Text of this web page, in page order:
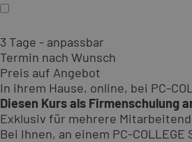
3 Tage - anpassbar
Termin nach Wunsch
Preis auf Angebot
In ihrem Hause, online, bei PC-
Diesen Kurs als Firmenschulung
Exklusiv für mehrere
Bei Ihnen, an einem PC-